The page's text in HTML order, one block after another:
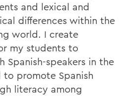
and lexical and
differences within the
world. I create
my students to
Spanish-speakers in the
promote Spanish
literacy among